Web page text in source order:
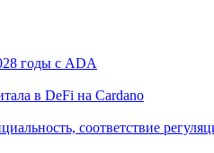
годы с ADA
в DeFi на Cardano
соответствие